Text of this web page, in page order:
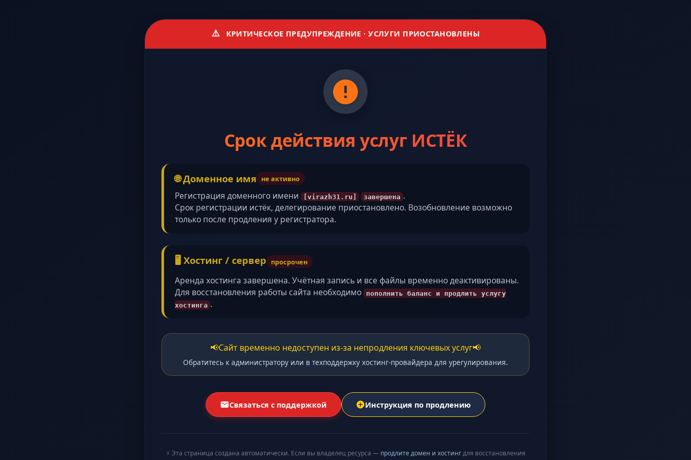
⚠️ КРИТИЧЕСКОЕ ПРЕДУПРЕЖДЕНИЕ · УСЛУГИ ПРИОСТАНОВЛЕНЫ
Срок действия услуг ИСТЁК
🌐 Доменное имя не активно
Регистрация доменного имени [virazh31.ru] завершена .
Срок регистрации истёк, делегирование приостановлено. Возобновление возможно
только после продления у регистратора.
🖥️ Хостинг / сервер просрочен
Аренда хостинга завершена. Учётная запись и все файлы временно деактивированы.
Для восстановления работы сайта необходимо
пополнить баланс и продлить услугу
хостинга .
📢Сайт временно недоступен из-за непродления ключевых услуг📢
Обратитесь к администратору или в техподдержку хостинг-провайдера для урегулирования.
Связаться с поддержкой Инструкция по продлению
⚡ Эта страница создана автоматически. Если вы владелец ресурса — продлите домен и хостингдля восстановления